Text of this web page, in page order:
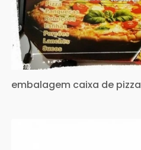
embalagem caixa de pizza